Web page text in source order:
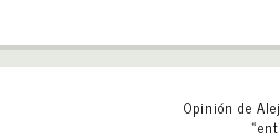
Opinión de